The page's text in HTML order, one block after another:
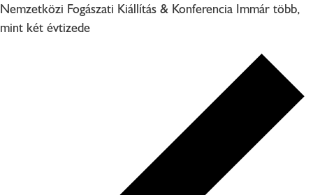
Nemzetközi Fogászati Kiállítás & Konferencia Immár több,
mint két évtizede